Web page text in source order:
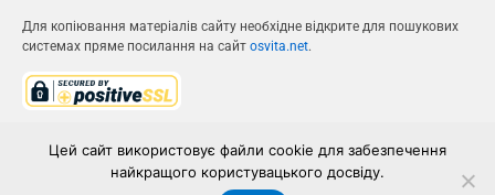
Для копіювання матеріалів сайту необхідне відкрите для пошукових
системах пряме посилання на сайт osvita.net.
ІВС «ОСВІТА»
Цей сайт використовує файли cookie для забезпечення
найкращого користувацького досвіду.